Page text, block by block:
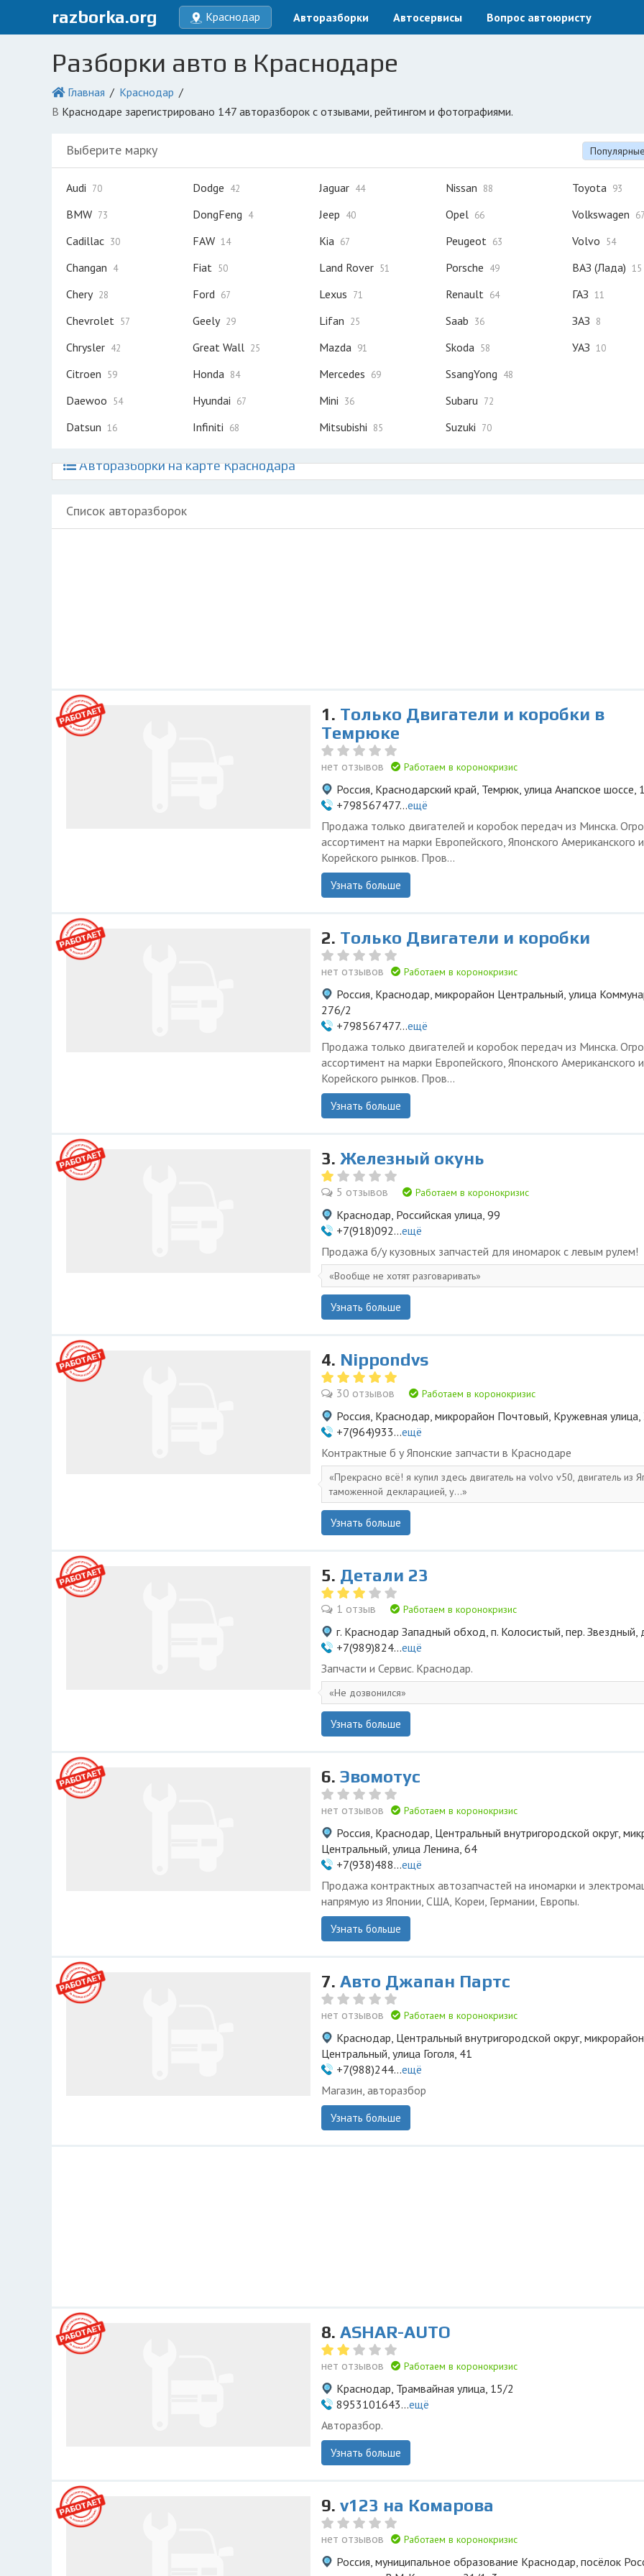
razborka.org Краснодар Авторазборки Автосервисы Вопрос автоюристу
Разборки авто в Краснодаре
Главная
Краснодар
в Краснодаре зарегистрировано 147 авторазборок с отзывами, рейтингом и фотографиями.
Выберите марку Популярные
Audi 70
BMW 73
Cadillac 30
Changan 4
Chery 28
Chevrolet 57
Chrysler 42
Citroen 59
Daewoo 54
Datsun 16
Dodge 42
DongFeng 4
FAW 14
Fiat 50
Ford 67
Geely 29
Great Wall 25
Honda 84
Hyundai 67
Infiniti 68
Jaguar 44
Jeep 40
Kia 67
Land Rover 51
Lexus 71
Lifan 25
Mazda 91
Mercedes 69
Mini 36
Mitsubishi 85
Nissan 88
Opel 66
Peugeot 63
Porsche 49
Renault 64
Saab 36
Skoda 58
SsangYong 48
Subaru 72
Suzuki 70
Toyota 93
Volkswagen 67
Volvo 54
ВАЗ (Лада) 15
ГАЗ 11
ЗАЗ 8
УАЗ 10
Авторазборки на карте Краснодара
Список авторазборок
1. Только Двигатели и коробки в
Темрюке
нет отзывов Работаем в коронокризис
Россия, Краснодарский край, Темрюк, улица Анапское шоссе, 1
+798567477...ещё
Продажа только двигателей и коробок передач из Минска.
ассортимент на марки Европейского, Японского Американского и
Корейского рынков. Пров...
Узнать больше
2. Только Двигатели и коробки
нет отзывов Работаем в коронокризис
Россия, Краснодар, микрорайон Центральный, улица
276/2
+798567477...ещё
Продажа только двигателей и коробок передач из Минска.
ассортимент на марки Европейского, Японского Американского и
Корейского рынков. Пров...
Узнать больше
3. Железный окунь
5 отзывов Работаем в коронокризис
Краснодар, Российская улица, 99
+7(918)092...ещё
Продажа б/у кузовных запчастей для иномарок с левым рулем!
Вообще не хотят разговаривать
Узнать больше
4. Nippondvs
30 отзывов Работаем в коронокризис
Россия, Краснодар, микрорайон Почтовый, Кружевная улица,
+7(964)933...ещё
Контрактные б у Японские запчасти в Краснодаре
Прекрасно всё! я купил здесь двигатель на volvo v50, двигатель из
таможенной декларацией, у...
Узнать больше
5. Детали 23
1 отзыв Работаем в коронокризис
г. Краснодар Западный обход, п. Колосистый, пер.
+7(989)824...ещё
Запчасти и Сервис. Краснодар.
Не дозвонился
Узнать больше
6. Эвомотус
нет отзывов Работаем в коронокризис
Россия, Краснодар, Центральный внутригородской округ,
Центральный, улица Ленина, 64
+7(938)488...ещё
Продажа контрактных автозапчастей на иномарки и
напрямую из Японии, США, Кореи, Германии, Европы.
Узнать больше
7. Авто Джапан Партс
нет отзывов Работаем в коронокризис
Краснодар, Центральный внутригородской округ, микрорайон
Центральный, улица Гоголя, 41
+7(988)244...ещё
Магазин, авторазбор
Узнать больше
8. ASHAR-AUTO
нет отзывов Работаем в коронокризис
Краснодар, Трамвайная улица, 15/2
8953101643...ещё
Авторазбор.
Узнать больше
9. v123 на Комарова
нет отзывов Работаем в коронокризис
Россия, муниципальное образование Краснодар, посёлок